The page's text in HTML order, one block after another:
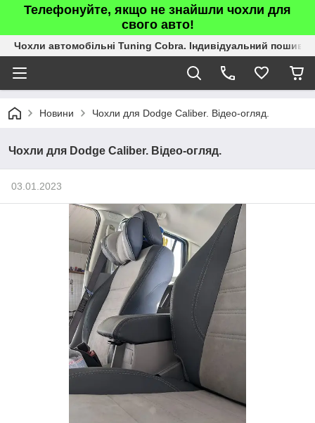
Телефонуйте, якщо не знайшли чохли для
свого авто!
Чохли автомобільні Tuning Cobra. Індивідуальний пошив.
Новини Чохли для Dodge Caliber. Відео-огляд.
Чохли для Dodge Caliber. Відео-огляд.
03.01.2023